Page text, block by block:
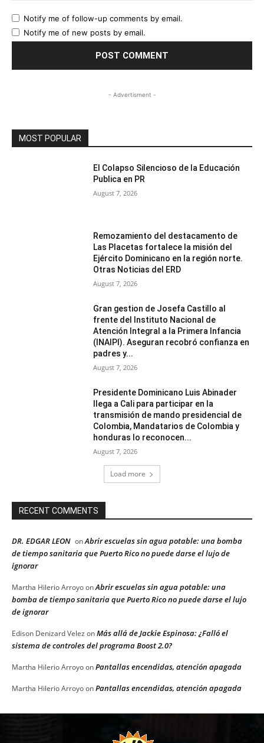
Notify me of follow-up comments by email.
Notify me of new posts by email.
- Advertisment -
MOST POPULAR
El Colapso Silencioso de la Educación
Publica en PR
August 7, 2026
Remozamiento del destacamento de
Las Placetas fortalece la misión del
Ejército Dominicano en la región norte.
Otras Noticias del ERD
August 7, 2026
Gran gestion de Josefa Castillo al
frente del Instituto Nacional de
Atención Integral a la Primera Infancia
(INAIPI). Aseguran recobró confianza en
padres y...
August 7, 2026
Presidente Dominicano Luis Abinader
llega a Cali para participar en la
transmisión de mando presidencial de
Colombia, Mandatarios de Colombia y
honduras lo reconocen...
August 7, 2026
Load more
RECENT COMMENTS
DR. EDGAR LEON onAbrir escuelas sin agua potable: una bomba
de tiempo sanitaria que Puerto Rico no puede darse el lujo de
ignorar
Martha Hilerio ArroyoonAbrir escuelas sin agua potable: una
bomba de tiempo sanitaria que Puerto Rico no puede darse el lujo
de ignorar
Edison Denizard Velez onMás allá de Jackie Espinosa: ¿Falló el
sistema de controles del programa Boost 2.0?
Martha Hilerio ArroyoonPantallas encendidas, atención apagada
Martha Hilerio ArroyoonPantallas encendidas, atención apagada